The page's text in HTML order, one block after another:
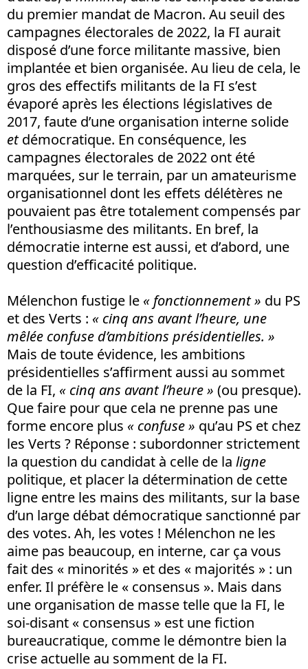
du premier mandat de Macron. Au seuil des
campagnes électorales de 2022, la FI aurait
disposé d’une force militante massive, bien
implantée et bien organisée. Au lieu de cela, le
gros des effectifs militants de la FI s’est
évaporé après les élections législatives de
2017, faute d’une organisation interne solide
etdémocratique. En conséquence, les
campagnes électorales de 2022 ont été
marquées, sur le terrain, par un amateurisme
organisationnel dont les effets délétères ne
pouvaient pas être totalement compensés par
l’enthousiasme des militants. En bref, la
démocratie interne est aussi, et d’abord, une
question d’efficacité politique.
Mélenchon fustige le « fonctionnement » du PS
et des Verts : « cinq ans avant l’heure, une
mêlée confuse d’ambitions présidentielles. »
Mais de toute évidence, les ambitions
présidentielles s’affirment aussi au sommet
de la FI, « cinq ans avant l’heure» (ou presque).
Que faire pour que cela ne prenne pas une
forme encore plus « confuse » qu’au PS et chez
les Verts ? Réponse : subordonner strictement
la question du candidat à celle de la ligne
politique, et placer la détermination de cette
ligne entre les mains des militants, sur la base
d’un large débat démocratique sanctionné par
des votes. Ah, les votes ! Mélenchon ne les
aime pas beaucoup, en interne, car ça vous
fait des « minorités » et des « majorités » : un
enfer. Il préfère le « consensus ». Mais dans
une organisation de masse telle que la FI, le
soi-disant « consensus » est une fiction
bureaucratique, comme le démontre bien la
crise actuelle au somment de la FI.